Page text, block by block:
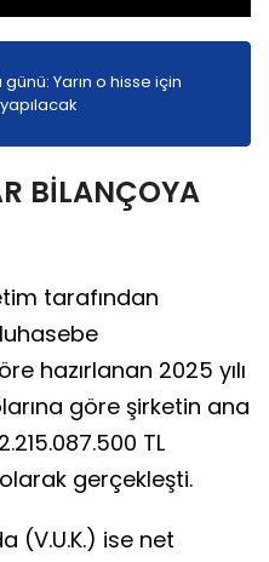
Yarın o hisse için
BİLANÇOYA
tarafından
hazırlanan 2025 yılı
göre şirketin ana
TL
gerçekleşti.
(V.U.K.) ise net